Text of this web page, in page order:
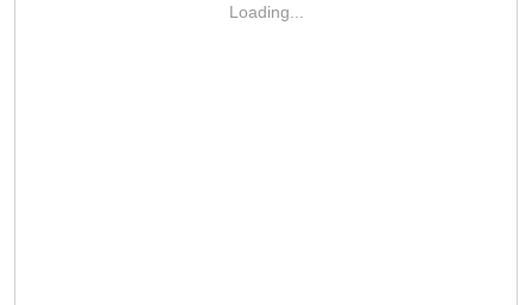
Loading...